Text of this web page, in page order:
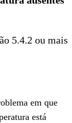
5.4.2 ou mais
em que
está